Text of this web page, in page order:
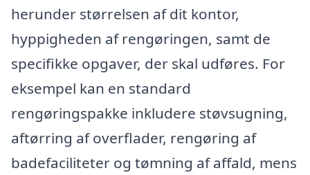
herunder størrelsen af dit kontor,
hyppigheden af rengøringen, samt de
specifikke opgaver, der skal udføres. For
eksempel kan en standard
rengøringspakke inkludere støvsugning,
aftørring af overflader, rengøring af
badefaciliteter og tømning af affald, mens